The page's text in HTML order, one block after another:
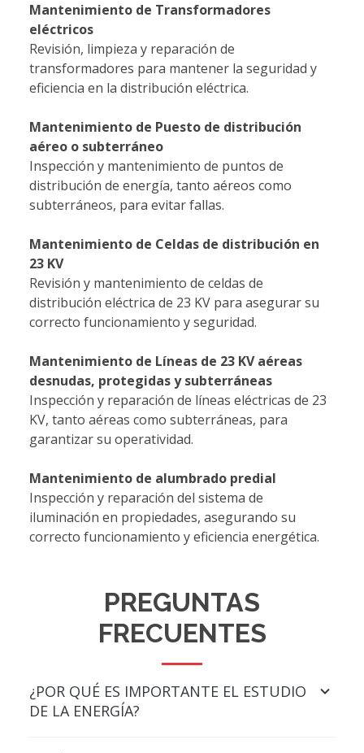
Mantenimiento de Transformadores
eléctricos
Revisión, limpieza y reparación de
transformadores para mantener la seguridad y
eficiencia en la distribución eléctrica.
Mantenimiento de Puesto de distribución
aéreo o subterráneo
Inspección y mantenimiento de puntos de
distribución de energía, tanto aéreos como
subterráneos, para evitar fallas.
Mantenimiento de Celdas de distribución en
23 KV
Revisión y mantenimiento de celdas de
distribución eléctrica de 23 KV para asegurar su
correcto funcionamiento y seguridad.
Mantenimiento de Líneas de 23 KV aéreas
desnudas, protegidas y subterráneas
Inspección y reparación de líneas eléctricas de 23
KV, tanto aéreas como subterráneas, para
garantizar su operatividad.
Mantenimiento de alumbrado predial
Inspección y reparación del sistema de
iluminación en propiedades, asegurando su
correcto funcionamiento y eficiencia energética.
PREGUNTAS
FRECUENTES
¿POR QUÉ ES IMPORTANTE EL ESTUDIO
DE LA ENERGÍA?